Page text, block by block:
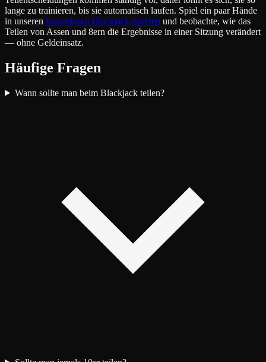
lange zu trainieren, bis sie automatisch laufen. Spiel ein paar Hände
in unseren kostenlosen Blackjack-Spielen und beobachte, wie das
Teilen von Assen und 8ern die Ergebnisse in einer Sitzung verändert
— ohne Geldeinsatz.
Häufige Fragen
Wann sollte man beim Blackjack teilen?